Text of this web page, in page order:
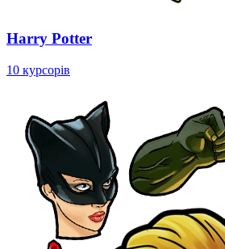
Harry Potter
10 курсорів